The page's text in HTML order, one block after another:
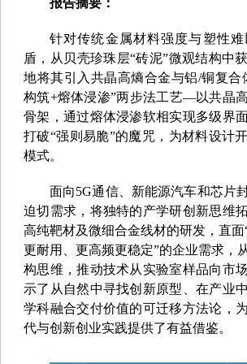
针对传统金属材料强度与塑性
盾，从贝壳珍珠层“砖泥”微观结构中
地将其引入共晶高熵合金与铝/铜复合
构筑+熔体浸渗”两步法工艺—以共晶
骨架，通过熔体浸渗软相实现多级界
打破“强则易脆”的魔咒，为材料设计
模式。
面向5G通信、新能源汽车和芯片
迫切需求，将独特的产学研创新思维
高纯靶材及微细合金线材的研发，直
更耐用、更高频更稳定”的企业需求，
构思维，推动技术从实验室样品向市
示了从自然中寻找创新原型、在产业
学科融合交付价值的可迁移方法论，
代与创新创业实践提供了有益借鉴。